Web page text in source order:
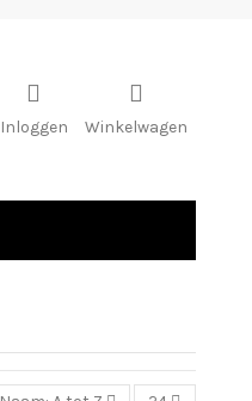
Inloggen Winkelwagen